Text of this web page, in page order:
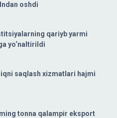
oshdi
qariyb yarmi
yo‘naltirildi
saqlash xizmatlari hajmi
tonna qalampir eksport